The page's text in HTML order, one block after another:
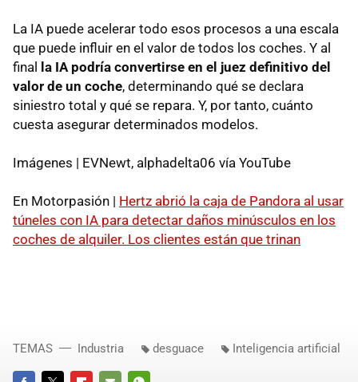
La IA puede acelerar todo esos procesos a una escala
que puede influir en el valor de todos los coches. Y al
final la IA podría convertirse en el juez definitivo del
valor de un coche, determinando qué se declara
siniestro total y qué se repara. Y, por tanto, cuánto
cuesta asegurar determinados modelos.
Imágenes | EVNewt, alphadelta06 vía YouTube
En Motorpasión | Hertz abrió la caja de Pandora al usar
túneles con IA para detectar daños minúsculos en los
coches de alquiler. Los clientes están que trinan
TEMAS Industria desguace Inteligencia artificial